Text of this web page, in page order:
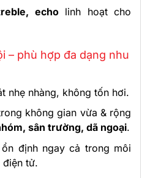
echolinh hoạt cho
– phù hợp đa dạng nhu
nhẹ nhàng, không tốn hơi.
không gian vừa & rộng
sân trường, dã ngoại.
định ngay cả trong môi
điện tử.